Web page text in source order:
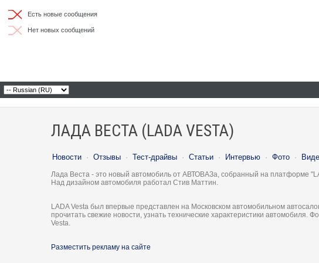
Есть новые сообщения
Нет новых сообщений
ЛАДА ВЕСТА (LADA VESTA)
Новости · Отзывы · Тест-драйвы · Статьи · Интервью · Фото ·
Лада Веста - это новый автомобиль от АВТОВАЗа, собранный на платформе
Над дизайном автомобиля работал Стив Маттин.
LADA Vesta был впервые представлен на Московском автомобильном
прочитать свежие новости, узнать технические характеристики
Vesta.
Разместить рекламу на сайте